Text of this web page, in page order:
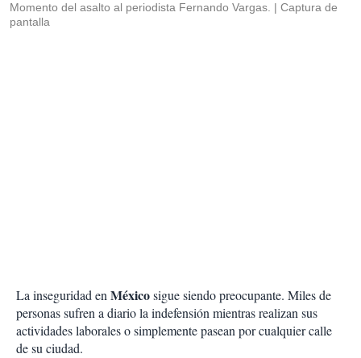
Momento del asalto al periodista Fernando Vargas.
Captura de
pantalla
La inseguridad enMéxicosigue siendo preocupante. Miles de
personas sufren a diario la indefensión mientras realizan sus
actividades laborales o simplemente pasean por cualquier calle
de su ciudad.